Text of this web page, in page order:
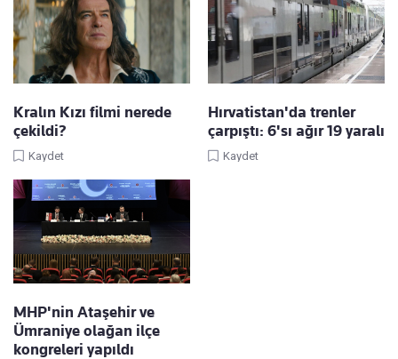
Kralın Kızı filmi nerede
çekildi?
Kaydet
Hırvatistan'da trenler
çarpıştı: 6'sı ağır 19 yaralı
Kaydet
MHP'nin Ataşehir ve
Ümraniye olağan ilçe
kongreleri yapıldı